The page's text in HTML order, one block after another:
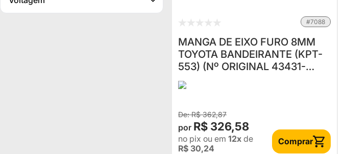
#7088
MANGA DE EIXO FURO 8MM
TOYOTA BANDEIRANTE (KPT-
553) (Nº ORIGINAL 43431-
98001)
R$ 362,87
R$ 326,58
no pix ou em 12x de
R$ 30,24
Comprar